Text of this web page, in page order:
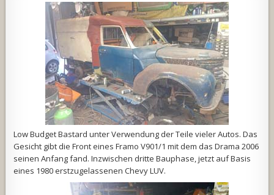
Low Budget Bastard unter Verwendung der Teile vieler Autos. Das
Gesicht gibt die Front eines Framo V901/1 mit dem das Drama 2006
seinen Anfang fand. Inzwischen dritte Bauphase, jetzt auf Basis
eines 1980 erstzugelassenen Chevy LUV.